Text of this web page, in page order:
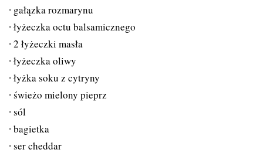
gałązka rozmarynu
łyżeczka octu balsamicznego
2 łyżeczki masła
łyżeczka oliwy
łyżka soku z cytryny
świeżo mielony pieprz
sól
bagietka
ser cheddar